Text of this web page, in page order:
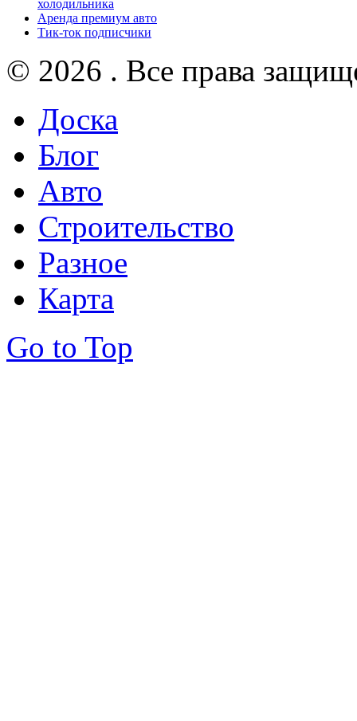
холодильника
Аренда премиум авто
Тик-ток подписчики
© 2026 . Все права
Доска
Блог
Авто
Строительство
Разное
Карта
Go to Top